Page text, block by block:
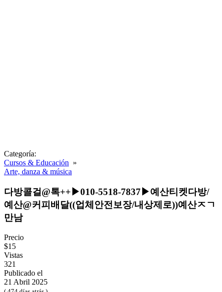
Categoría:
Cursos & Educación »
Arte, danza & música
다방콜걸@톡++▶010-5518-7837▶예산티켓다방/
예산@커피배달((업체안전보장/내상제로))예산ㅈㄱ
만남
Precio
$15
Vistas
321
Publicado el
21 Abril 2025